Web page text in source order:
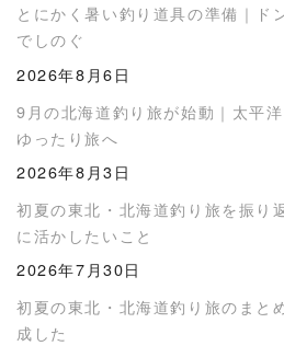
とにかく暑い釣り道具の準備｜ド
でしのぐ
2026年8月6日
9月の北海道釣り旅が始動｜太平
ゆったり旅へ
2026年8月3日
初夏の東北・北海道釣り旅を振り
に活かしたいこと
2026年7月30日
初夏の東北・北海道釣り旅のまと
成した